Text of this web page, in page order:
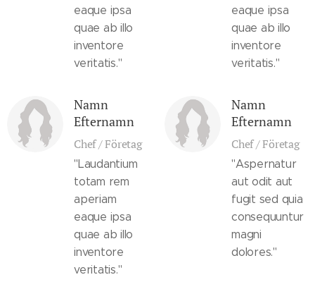
eaque ipsa
quae ab illo
inventore
veritatis."
eaque ipsa
quae ab illo
inventore
veritatis."
Namn
Efternamn
Chef / Företag
"Laudantium
totam rem
aperiam
eaque ipsa
quae ab illo
inventore
veritatis."
Namn
Efternamn
Chef / Företag
"Aspernatur
aut odit aut
fugit sed quia
consequuntur
magni
dolores."